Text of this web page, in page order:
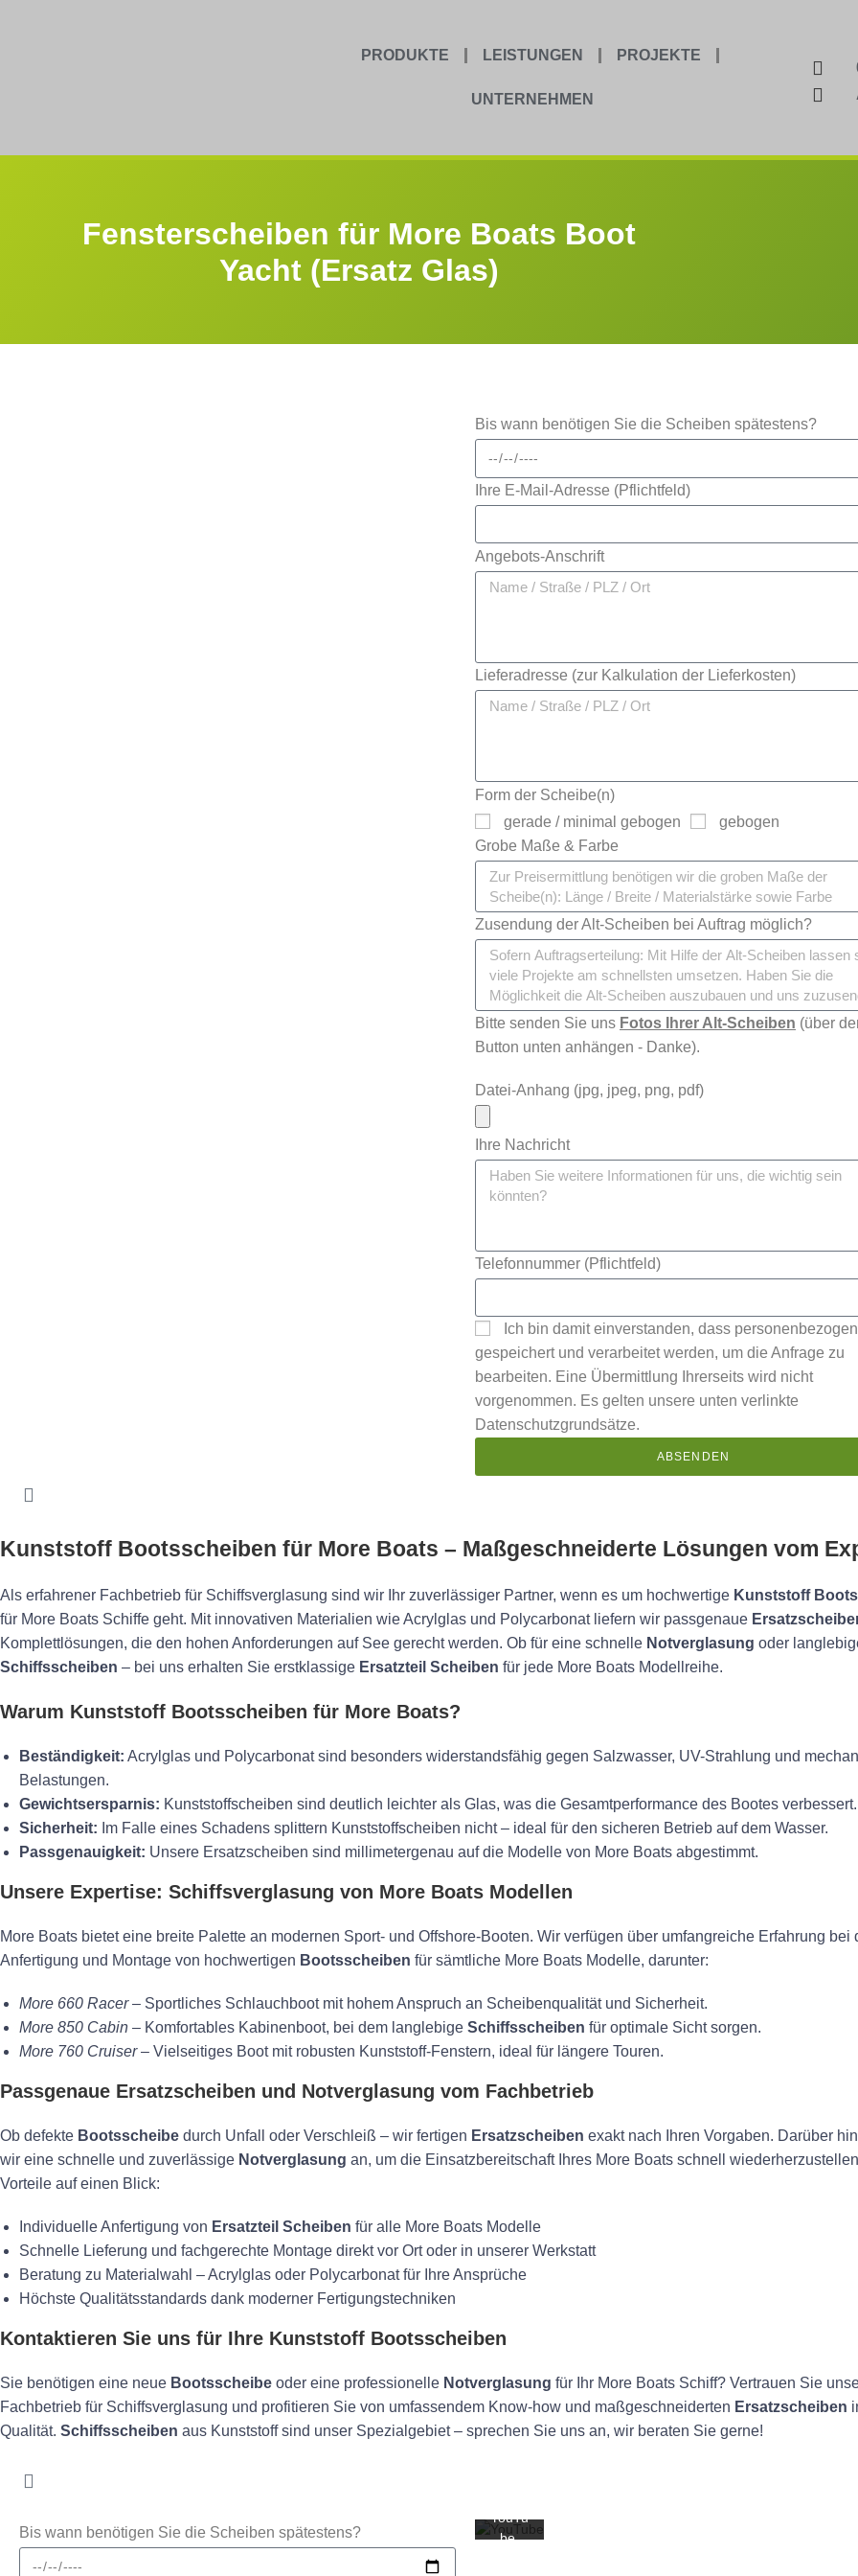
PRODUKTE LEISTUNGEN PROJEKTE
UNTERNEHMEN
Fensterscheiben für More Boats Boot
Yacht (Ersatz Glas)
Bis wann benötigen Sie die Scheiben spätestens?
Ihre E-Mail-Adresse (Pflichtfeld)
Angebots-Anschrift
Lieferadresse (zur Kalkulation der Lieferkosten)
Form der Scheibe(n)
gerade / minimal gebogen
gebogen
Grobe Maße & Farbe
Zusendung der Alt-Scheiben bei Auftrag möglich?
Bitte senden Sie uns Fotos Ihrer Alt-Scheiben (über
Button unten anhängen - Danke).
Datei-Anhang (jpg, jpeg, png, pdf)
Ihre Nachricht
Telefonnummer (Pflichtfeld)
Ich bin damit einverstanden, dass
gespeichert und verarbeitet werden, um die Anfrage zu
bearbeiten. Eine Übermittlung Ihrerseits wird nicht
vorgenommen. Es gelten unsere unten verlinkte
Datenschutzgrundsätze.
ABSENDEN
Kunststoff Bootsscheiben für More Boats – Maßgeschneiderte Lösungen vom
Als erfahrener Fachbetrieb für Schiffsverglasung sind wir Ihr zuverlässiger Partner, wenn es um hochwertige Kunststoff
für More Boats Schiffe geht. Mit innovativen Materialien wie Acrylglas und Polycarbonat liefern wir passgenaue
Komplettlösungen, die den hohen Anforderungen auf See gerecht werden. Ob für eine schnelle Notverglasung oder
Schiffsscheiben – bei uns erhalten Sie erstklassige Ersatzteil Scheiben für jede More Boats Modellreihe.
Warum Kunststoff Bootsscheiben für More Boats?
Beständigkeit: Acrylglas und Polycarbonat sind besonders widerstandsfähig gegen Salzwasser, UV-Strahlung und
Belastungen.
Gewichtsersparnis: Kunststoffscheiben sind deutlich leichter als Glas, was die Gesamtperformance des Bootes verbessert.
Sicherheit: Im Falle eines Schadens splittern Kunststoffscheiben nicht – ideal für den sicheren Betrieb auf dem Wasser.
Passgenauigkeit: Unsere Ersatzscheiben sind millimetergenau auf die Modelle von More Boats abgestimmt.
Unsere Expertise: Schiffsverglasung von More Boats Modellen
More Boats bietet eine breite Palette an modernen Sport- und Offshore-Booten. Wir verfügen über umfangreiche Erfahrung bei
Anfertigung und Montage von hochwertigen Bootsscheiben für sämtliche More Boats Modelle, darunter:
More 660 Racer– Sportliches Schlauchboot mit hohem Anspruch an Scheibenqualität und Sicherheit.
More 850 Cabin – Komfortables Kabinenboot, bei dem langlebige Schiffsscheiben für optimale Sicht sorgen.
More 760 Cruiser– Vielseitiges Boot mit robusten Kunststoff-Fenstern, ideal für längere Touren.
Passgenaue Ersatzscheiben und Notverglasung vom Fachbetrieb
Ob defekte Bootsscheibe durch Unfall oder Verschleiß – wir fertigen Ersatzscheiben exakt nach Ihren Vorgaben. Darüber
wir eine schnelle und zuverlässige Notverglasung an, um die Einsatzbereitschaft Ihres More Boats schnell
Vorteile auf einen Blick:
Individuelle Anfertigung von Ersatzteil Scheiben für alle More Boats Modelle
Schnelle Lieferung und fachgerechte Montage direkt vor Ort oder in unserer Werkstatt
Beratung zu Materialwahl – Acrylglas oder Polycarbonat für Ihre Ansprüche
Höchste Qualitätsstandards dank moderner Fertigungstechniken
Kontaktieren Sie uns für Ihre Kunststoff Bootsscheiben
Sie benötigen eine neue Bootsscheibe oder eine professionelle Notverglasung für Ihr More Boats Schiff? Vertrauen Sie
Fachbetrieb für Schiffsverglasung und profitieren Sie von umfassendem Know-how und maßgeschneiderten Ersatzscheiben
Qualität. Schiffsscheiben aus Kunststoff sind unser Spezialgebiet – sprechen Sie uns an, wir beraten Sie gerne!
Bis wann benötigen Sie die Scheiben spätestens?
Mit
des
akzept
Sie die
Daten
YouTu
be.